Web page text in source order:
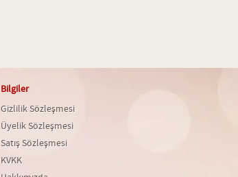
Bilgiler
Gizlilik Sözleşmesi
Üyelik Sözleşmesi
Satış Sözleşmesi
KVKK